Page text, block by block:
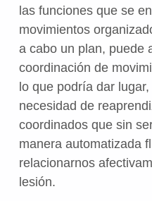
las funciones que se
movimientos
a cabo un plan, puede
coordinación de
lo que podría dar
necesidad de
coordinados que sin
manera automatizada
relacionarnos
lesión.